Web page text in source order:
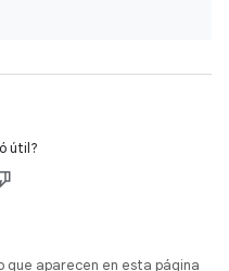
útil?
que aparecen en esta página